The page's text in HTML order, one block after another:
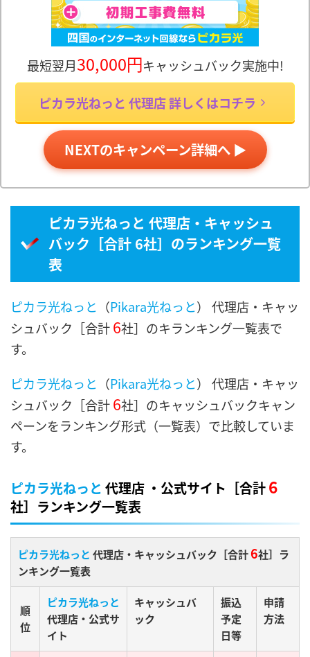
最短翌月30,000円キャッシュバック実施中!
ピカラ光ねっと 代理店 詳しくはコチラ
NEXTのキャンペーン詳細へ ▶
ピカラ光ねっと 代理店・キャッシュ
バック［合計 6社］のランキング一覧
表
ピカラ光ねっと （Pikara光ねっと） 代理店・キャッ
シュバック［合計6社］のキランキング一覧表で
す。
ピカラ光ねっと （Pikara光ねっと） 代理店・キャッ
シュバック［合計6社］のキャッシュバックキャン
ペーンをランキング形式（一覧表）で比較していま
す。
ピカラ光ねっと 代理店 ・公式サイト［合計6
社］ランキング一覧表
ピカラ光ねっと 代理店・キャッシュバック［合計6社］ラ
ンキング一覧表
順
位
ピカラ光ねっと
代理店・公式サ
イト
キャッシュバ
ック
振込
予定
日等
申請
方法